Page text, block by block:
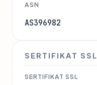
ASN
AS396982
SERTIFIKAT SSL
SERTIFIKAT SSL